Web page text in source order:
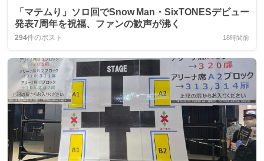
「マテムり」ソロ回でSnow Man・SixTONESデビュー
発表7周年を祝福、ファンの歓声が沸く
294件のポスト 18時間前